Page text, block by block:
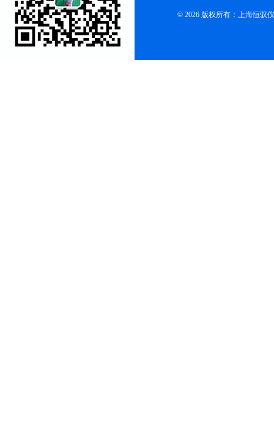
© 2026 版权所有：上海恒驭